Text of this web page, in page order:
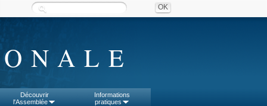
Découvrir
l'Assemblée
Informations
pratiques